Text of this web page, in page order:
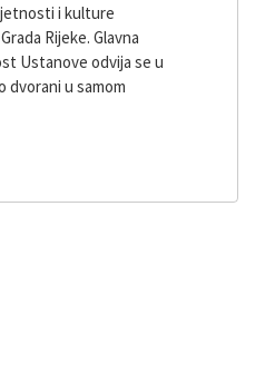
i kulture
Rijeke. Glavna
Ustanove odvija se u
dvorani u samom